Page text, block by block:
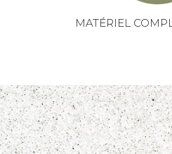
MATÉRIEL